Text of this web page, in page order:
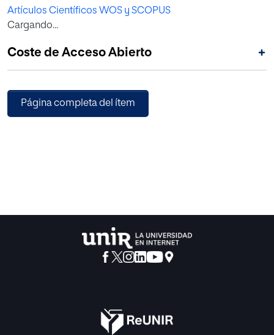
Artículos Científicos WOS y SCOPUS
Cargando...
Coste de Acceso Abierto +
Página completa del ítem